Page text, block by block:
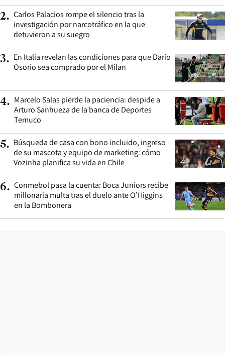
2. Carlos Palacios rompe el silencio tras la
investigación por narcotráfico en la que
detuvieron a su suegro
3. En Italia revelan las condiciones para que Darío
Osorio sea comprado por el Milan
4. Marcelo Salas pierde la paciencia: despide a
Arturo Sanhueza de la banca de Deportes
Temuco
5. Búsqueda de casa con bono incluido, ingreso
de su mascota y equipo de marketing: cómo
Vozinha planifica su vida en Chile
6. Conmebol pasa la cuenta: Boca Juniors recibe
millonaria multa tras el duelo ante O’Higgins
en la Bombonera